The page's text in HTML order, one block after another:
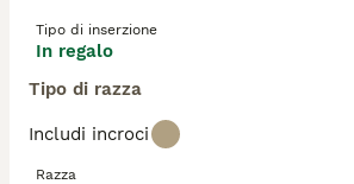
Tipo di inserzione
In regalo
Tipo di razza
Includi incroci
Razza